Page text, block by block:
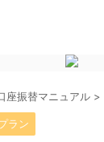
座振替マニュアル >
ラン